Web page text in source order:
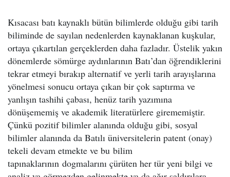
Kısacası batı kaynaklı bütün bilimlerde olduğu gibi tarih
biliminde de sayılan nedenlerden kaynaklanan kuşkular,
ortaya çıkartılan gerçeklerden daha fazladır. Üstelik yakın
dönemlerde sömürge aydınlarının Batı’dan öğrendiklerini
tekrar etmeyi bırakıp alternatif ve yerli tarih arayışlarına
yönelmesi sonucu ortaya çıkan bir çok saptırma ve
yanlışın tashihi çabası, henüz tarih yazımına
dönüşememiş ve akademik literatürlere girememiştir.
Çünkü pozitif bilimler alanında olduğu gibi, sosyal
bilimler alanında da Batılı üniversitelerin patent (onay)
tekeli devam etmekte ve bu bilim
tapınaklarının dogmalarını çürüten her tür yeni bilgi ve